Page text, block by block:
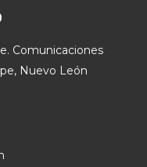
Comunicaciones
Nuevo León